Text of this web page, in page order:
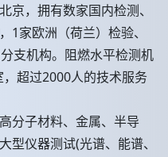
京，拥有数家国内检测、
1家欧洲（荷兰）检验、
支机构。阻燃水平检测机
超过2000人的技术服务
分子材料、金属、半导
型仪器测试(光谱、能谱、